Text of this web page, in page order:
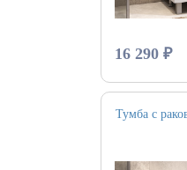
16 290 ₽
Тумба с